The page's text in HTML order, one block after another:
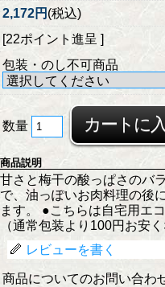
2,172円 (税込)
[22ポイント進呈 ]
包装・のし不可商品
数量
商品説明
甘さと梅干の酸っぱさのバ
で、油っぽいお肉料理の後
ます。 ●こちらは自宅用エ
（通常包装より100円お安
レビューを書く
商品についてのお問い合わ